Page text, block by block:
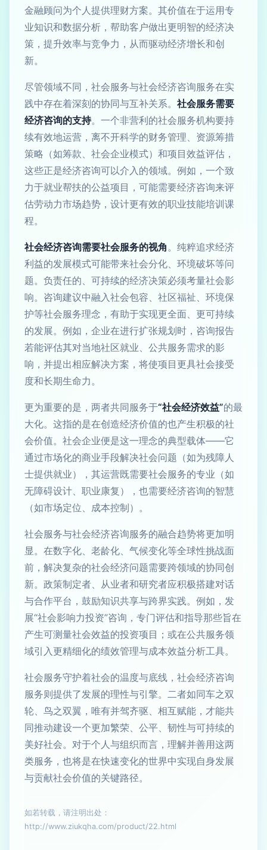
金融顾问为个人提供理财方案。其价值在于运用专
业知识和数据分析，帮助客户做出更明智的经济决
策，提升效率与竞争力，从而驱动经济增长和创
新。
尽管领域不同，社会服务与社会经济咨询服务在实
践中存在着深刻的协同与互补关系。 社会服务需要
经济咨询的支持。一个非营利的社会服务机构要持
续有效地运营，离不开科学的财务管理、资源筹措
策略（如筹款、社会企业模式）和项目效益评估，
这些正是经济咨询可以介入的领域。例如，一个致
力于就业帮扶的公益项目，可能需要经济咨询来评
估劳动力市场趋势，设计更有效的职业技能培训课
程。
社会经济咨询需要社会服务的视角 。纯粹追求经济
利益的发展模式可能带来社会分化、环境破坏等问
题。负责任的、可持续的经济决策必须考量社会影
响。咨询建议中融入社会包容、社区福祉、环境保
护等社会服务理念，有助于实现更全面、更可持续
的发展。例如，企业在进行扩张规划时，咨询报告
若能评估其对当地社区就业、公共服务需求的影
响，并提出相应解决方案，将使项目更具社会接受
度和长期生命力。
更为重要的是，两者共同服务于“社会经济效益”的最
大化。这指的是在创造经济价值的也产生积极的社
会价值。社会企业便是这一理念的典型载体——它
通过市场化的商业手段解决社会问题（如为残障人
士提供就业），其运营既需要社会服务的专业（如
无障碍设计、职业康复），也需要经济咨询的智慧
（如市场定位、成本控制）。
社会服务与社会经济咨询服务的融合趋势将更加明
显。在数字化、老龄化、气候变化等全球性挑战面
前，解决复杂的社会经济问题需要跨领域的协同创
新。政策制定者、从业者和研究者应积极搭建对话
与合作平台，鼓励知识共享与跨界实践。例如，发
展“社会影响力投资”咨询，专门评估和指导那些旨在
产生可测量社会效益的投资项目；或在公共服务领
域引入更精细化的绩效管理与成本效益分析工具。
社会服务守护着社会的温度与底线，社会经济咨询
服务则提供了发展的理性与引擎。二者如同车之双
轮、鸟之双翼，唯有并驾齐驱、相互赋能，才能共
同推动建设一个更加繁荣、公平、韧性与可持续的
美好社会。对于个人与组织而言，理解并善用这两
类服务，也将是在快速变化的世界中实现自身发展
与贡献社会价值的关键路径。
如若转载，请注明出处：
http://www.ziukqha.com/product/22.html